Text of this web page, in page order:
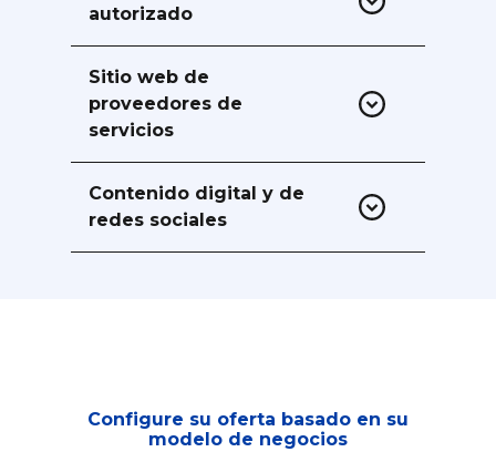
autorizado
Sitio web de
proveedores de
servicios
visibilidad local y consultas
Contenido digital y de
redes sociales
Configure su oferta basado en su
modelo de negocios